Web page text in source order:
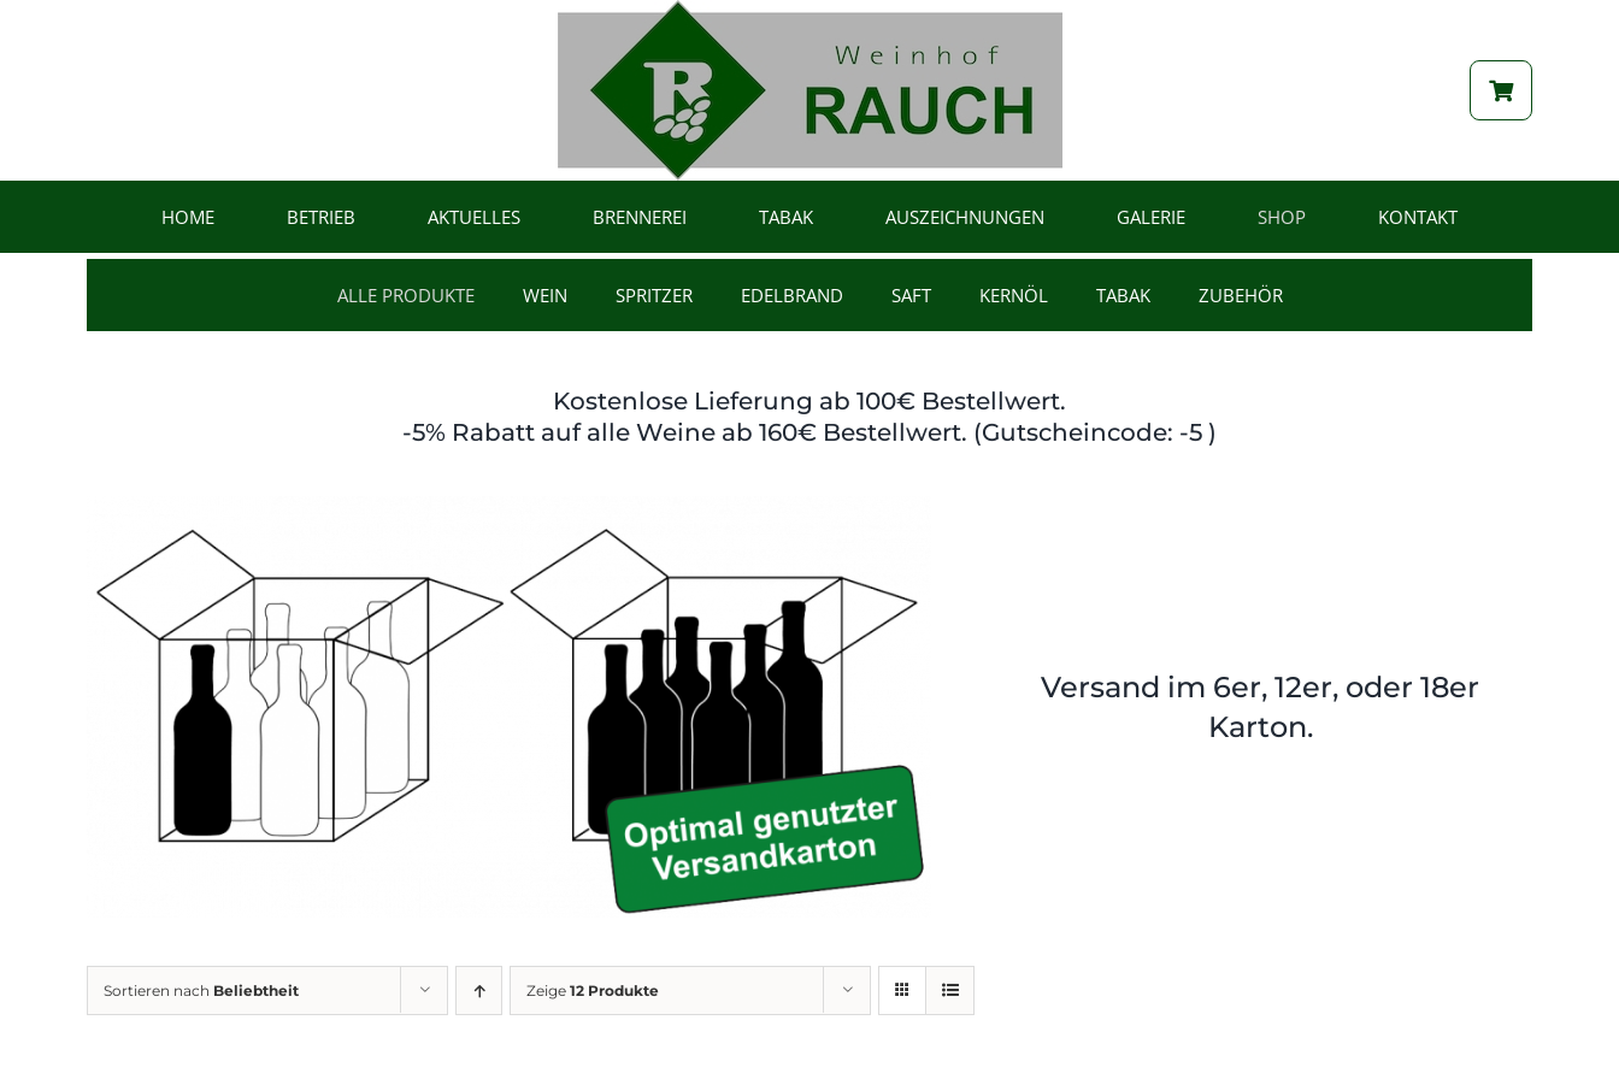
HOME BETRIEB AKTUELLES BRENNEREI TABAK AUSZEICHNUNGEN GALERIE SHOP KONTAKT
ALLE PRODUKTE WEIN SPRITZER EDELBRAND SAFT KERNÖL TABAK ZUBEHÖR
Kostenlose Lieferung ab 100€ Bestellwert.
-5% Rabatt auf alle Weine ab 160€ Bestellwert. (Gutscheincode: -5 )
Versand im 6er, 12er, oder 18er
Karton.
Sortieren nach Beliebtheit Zeige 12 Produkte